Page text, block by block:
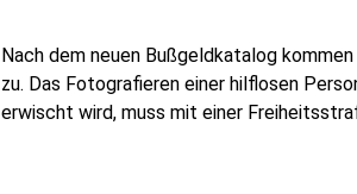
Nach dem neuen Bußgeldkatalog
zu. Das Fotografieren einer hilflosen
erwischt wird, muss mit einer